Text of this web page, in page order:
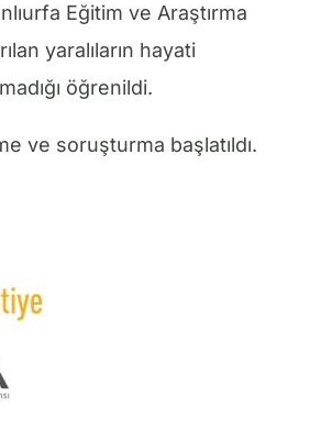
Eğitim ve Araştırma
yaralıların hayati
öğrenildi.
ve soruşturma başlatıldı.